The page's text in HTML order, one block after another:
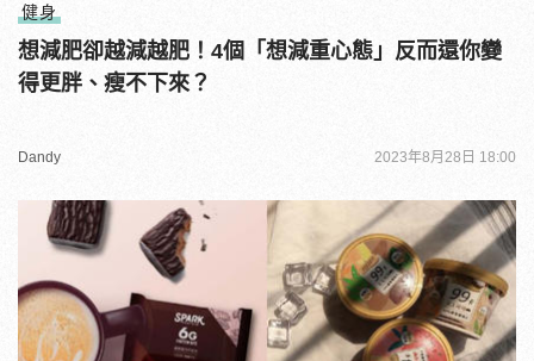
健身
想減肥卻越減越肥！4個「想減重心態」反而還你變
得更胖、瘦不下來？
Dandy 2023年8月28日 18:00